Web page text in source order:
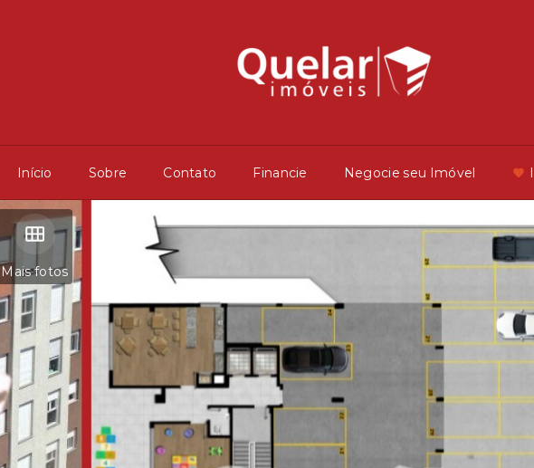
Início Sobre Contato Financie Negocie seu Imóvel
Mais fotos